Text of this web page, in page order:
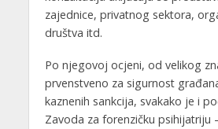
zajednice, privatnog sektora,
društva itd.
Po njegovoj ocjeni, od velikog
prvenstveno za sigurnost
kaznenih sankcija, svakako je i
Zavoda za forenzičku psihijatriju